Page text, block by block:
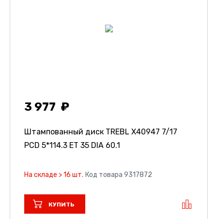
3 977
Штампованный диск TREBL X40947 7/17
PCD 5*114.3 ET 35 DIA 60.1
На складе > 16 шт. Код товара 9317872
КУПИТЬ